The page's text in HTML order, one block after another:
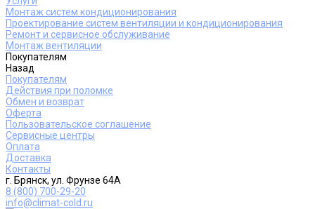
Монтаж систем кондиционирования
Проектирование систем вентиляции и кондиционирования
Ремонт и сервисное обслуживание
Монтаж вентиляции
Покупателям
Назад
Покупателям
Действия при поломке
Обмен и возврат
Оферта
Пользовательское соглашение
Сервисные центры
Оплата
Доставка
Контакты
г. Брянск, ул. Фрунзе 64А
8 (800) 700-29-20
info@climat-cold.ru